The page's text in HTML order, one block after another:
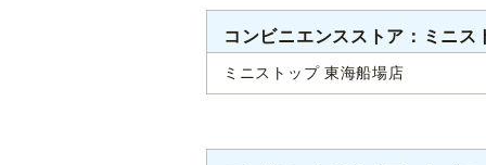
コンビニエンスストア：ミニス
ミニストップ 東海船場店